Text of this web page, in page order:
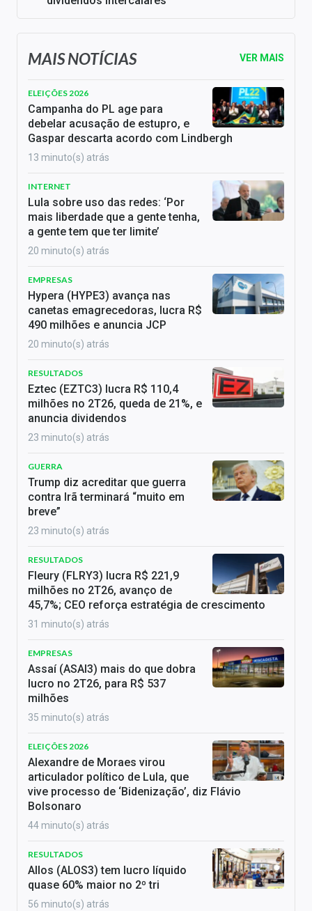
MAIS NOTÍCIAS VER MAIS
ELEIÇÕES 2026
Campanha do PL age para
debelar acusação de estupro, e
Gaspar descarta acordo com Lindbergh
13 minuto(s) atrás
INTERNET
Lula sobre uso das redes: ‘Por
mais liberdade que a gente tenha,
a gente tem que ter limite’
20 minuto(s) atrás
EMPRESAS
Hypera (HYPE3) avança nas
canetas emagrecedoras, lucra R$
490 milhões e anuncia JCP
20 minuto(s) atrás
RESULTADOS
Eztec (EZTC3) lucra R$ 110,4
milhões no 2T26, queda de 21%, e
anuncia dividendos
23 minuto(s) atrás
GUERRA
Trump diz acreditar que guerra
contra Irã terminará “muito em
breve”
23 minuto(s) atrás
RESULTADOS
Fleury (FLRY3) lucra R$ 221,9
milhões no 2T26, avanço de
45,7%; CEO reforça estratégia de crescimento
31 minuto(s) atrás
EMPRESAS
Assaí (ASAI3) mais do que dobra
lucro no 2T26, para R$ 537
milhões
35 minuto(s) atrás
ELEIÇÕES 2026
Alexandre de Moraes virou
articulador político de Lula, que
vive processo de ‘Bidenização’, diz Flávio
Bolsonaro
44 minuto(s) atrás
RESULTADOS
Allos (ALOS3) tem lucro líquido
quase 60% maior no 2º tri
56 minuto(s) atrás